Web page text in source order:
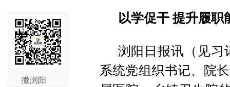
微浏阳
以学促干 提升履职
浏阳日报讯（见习
系统党组织书记、院